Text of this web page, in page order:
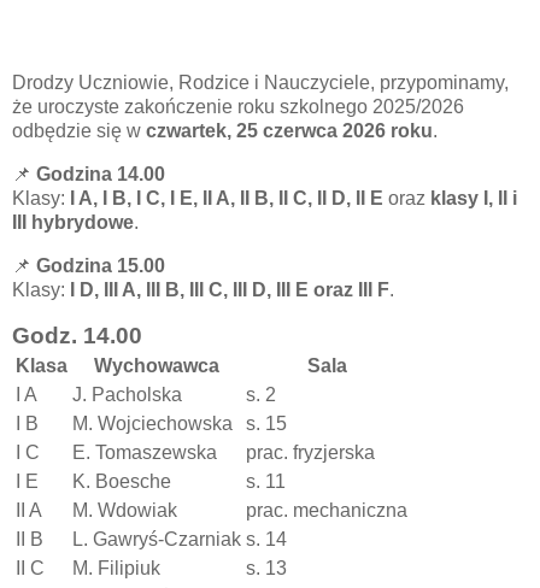
Drodzy Uczniowie, Rodzice i Nauczyciele, przypominamy,
że uroczyste zakończenie roku szkolnego 2025/2026
odbędzie się w czwartek, 25 czerwca 2026 roku.
📌 Godzina 14.00
Klasy:
I A, I B, I C, I E, II A, II B, II C, II D, II E oraz klasy I, II i
III hybrydowe.
📌 Godzina 15.00
Klasy:
I D, III A, III B, III C, III D, III E oraz III F.
Godz. 14.00
Klasa Wychowawca
Sala
I A
J. Pacholska
s. 2
I B
M. Wojciechowska
s. 15
I C
E. Tomaszewska
prac. fryzjerska
I E
K. Boesche
s. 11
II A
M. Wdowiak
prac. mechaniczna
II B
L. Gawryś-Czarniak s. 14
II C
M. Filipiuk
s. 13